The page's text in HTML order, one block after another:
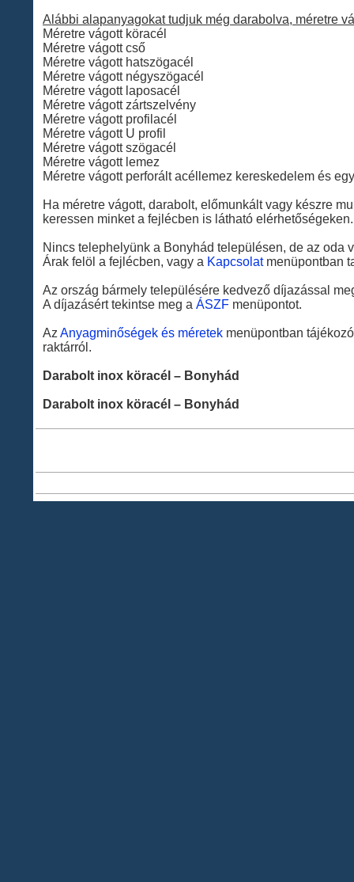
Alábbi alapanyagokat tudjuk még darabolva, méretre
Méretre vágott köracél
Méretre vágott cső
Méretre vágott hatszögacél
Méretre vágott négyszögacél
Méretre vágott laposacél
Méretre vágott zártszelvény
Méretre vágott profilacél
Méretre vágott U profil
Méretre vágott szögacél
Méretre vágott lemez
Méretre vágott perforált acéllemez kereskedelem és
Ha méretre vágott, darabolt, előmunkált vagy készre
keressen minket a fejlécben is látható elérhetőségeken.
Nincs telephelyünk a Bonyhád településen, de az
Árak felöl a fejlécben, vagy a Kapcsolatmenüpontban
Az ország bármely településére kedvező díjazással
A díjazásért tekintse meg a ÁSZF menüpontot.
Az Anyagminőségek és méretek menüpontban
raktárról.
Darabolt inox köracél – Bonyhád
Darabolt inox köracél – Bonyhád